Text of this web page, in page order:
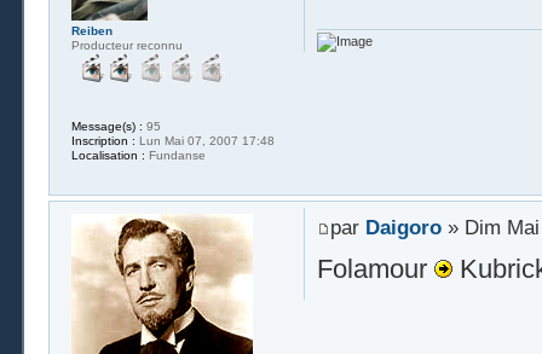
Reiben
Producteur reconnu
Message(s) : 95
Inscription : Lun Mai 07, 2007 17:48
Localisation : Fundanse
par Daigoro» Dim Mai
Folamour